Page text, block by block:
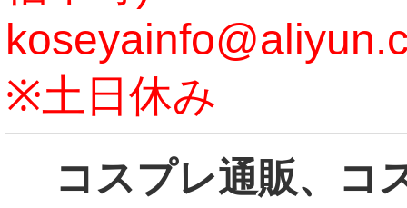
う...
※土日休み
コスプレ通販、コ